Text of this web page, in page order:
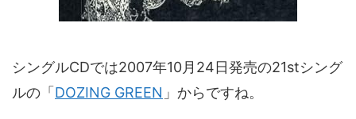
シングルCDでは2007年10月24日発売の21stシング
ルの「 DOZING GREEN 」からですね。